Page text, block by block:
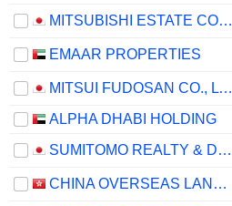
MITSUBISHI ESTATE CO., LTD.
EMAAR PROPERTIES
MITSUI FUDOSAN CO., LTD.
ALPHA DHABI HOLDING
SUMITOMO REALTY & DEVELOPMENT CO., LTD.
CHINA OVERSEAS LAND & INVESTMENT LIMITED